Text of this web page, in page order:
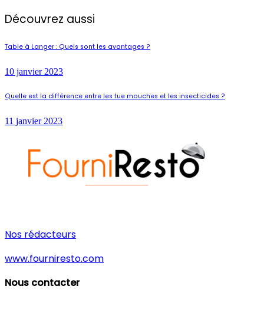
Découvrez aussi
Table à Langer : Quels sont les avantages ?
10 janvier 2023
Quelle est la différence entre les tue mouches et les insecticides ?
11 janvier 2023
Nos rédacteurs
www.fourniresto.com
Nous contacter